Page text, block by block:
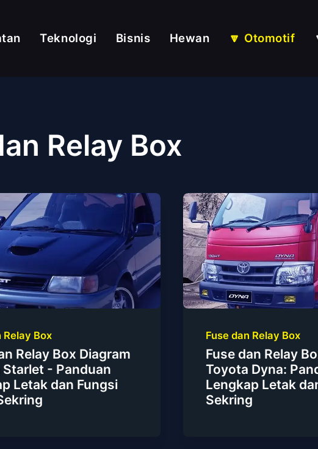
Teknologi Bisnis Hewan 🔽 Otomotif
Relay Box
Relay Box
Relay Box Diagram
- Panduan
Letak dan Fungsi
Fuse dan Relay Box
Fuse dan Relay
Toyota Dyna:
Lengkap Letak
Sekring